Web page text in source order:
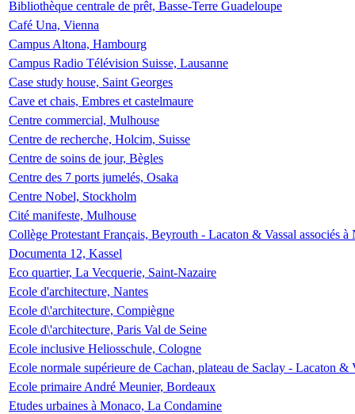
Bibliothèque centrale de prêt, Basse-Terre Guadeloupe
Café Una, Vienna
Campus Altona, Hambourg
Campus Radio Télévision Suisse, Lausanne
Case study house, Saint Georges
Cave et chais, Embres et castelmaure
Centre commercial, Mulhouse
Centre de recherche, Holcim, Suisse
Centre de soins de jour, Bègles
Centre des 7 ports jumelés, Osaka
Centre Nobel, Stockholm
Cité manifeste, Mulhouse
Collège Protestant Français, Beyrouth - Lacaton & Vassal associés
Documenta 12, Kassel
Eco quartier, La Vecquerie, Saint-Nazaire
Ecole d'architecture, Nantes
Ecole d\'architecture, Compiègne
Ecole d\'architecture, Paris Val de Seine
Ecole inclusive Heliosschule, Cologne
Ecole normale supérieure de Cachan, plateau de Saclay - Lacaton &
Ecole primaire André Meunier, Bordeaux
Etudes urbaines à Monaco, La Condamine